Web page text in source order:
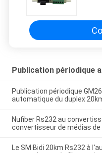
Publication périodique
Publication périodique
automatique du duplex
Nufiber Rs232 au
convertisseur de médias de
Le SM Bidi 20km Rs232 à